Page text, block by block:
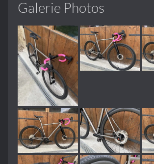
Galerie Photos